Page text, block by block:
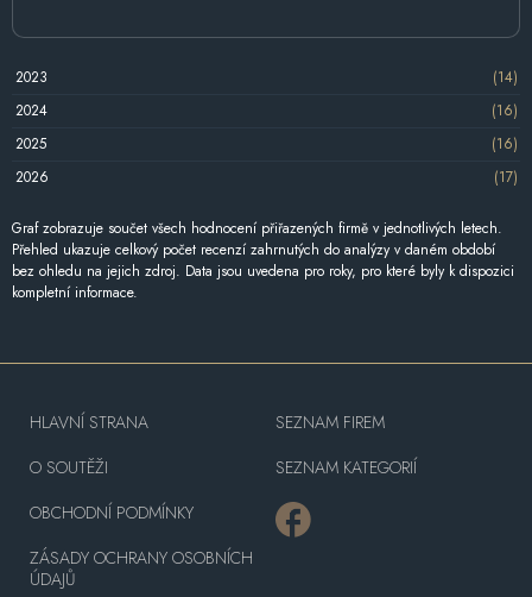
2023
(14)
2024
(16)
2025
(16)
2026
(17)
Graf zobrazuje součet všech hodnocení přiřazených firmě v jednotlivých letech.
Přehled ukazuje celkový počet recenzí zahrnutých do analýzy v daném období
bez ohledu na jejich zdroj. Data jsou uvedena pro roky, pro které byly k dispozici
kompletní informace.
HLAVNÍ STRANA
O SOUTĚŽI
OBCHODNÍ PODMÍNKY
ZÁSADY OCHRANY OSOBNÍCH
ÚDAJŮ
SEZNAM FIREM
SEZNAM KATEGORIÍ